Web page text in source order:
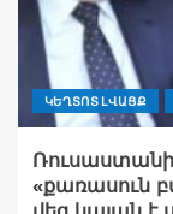
ԿԵՂՏՈՏ ԼՎԱՑՔ
Ռուսաստանի
«քառասուն